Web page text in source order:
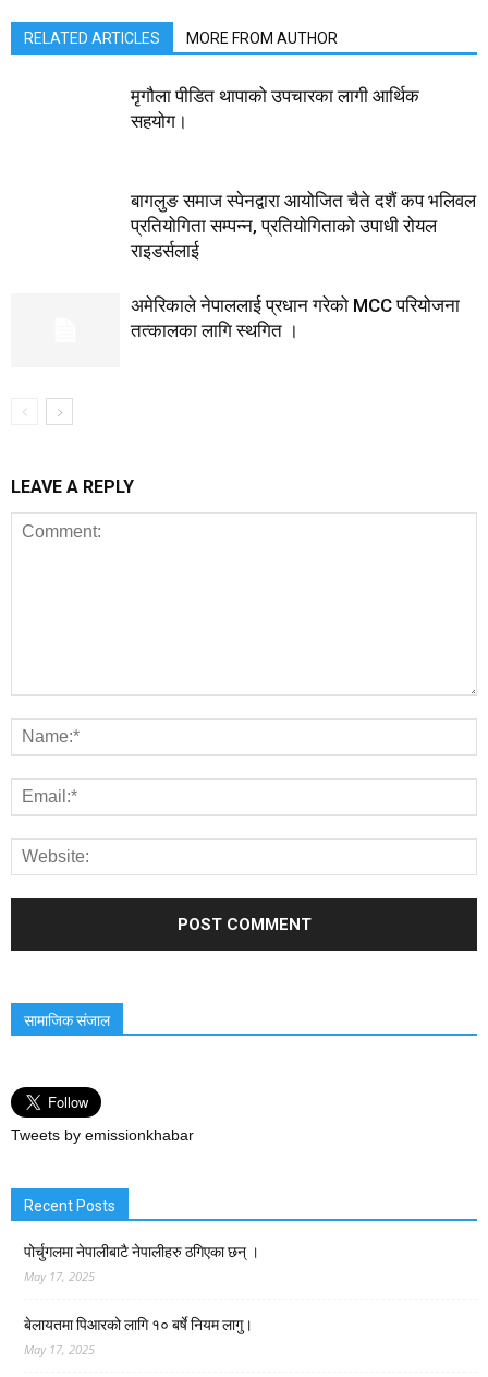
RELATED ARTICLES MORE FROM AUTHOR
मृगौला पीडित थापाको उपचारका लागी आर्थिक
सहयोग।
बागलुङ समाज स्पेनद्वारा आयोजित चैते दशैं कप भलिवल
प्रतियोगिता सम्पन्न, प्रतियाेगिताको उपाधी रोयल
राइडर्सलाई
अमेरिकाले नेपाललाई प्रधान गरेको MCC परियोजना
तत्कालका लागि स्थगित ।
LEAVE A REPLY
सामाजिक संजाल
Tweets by emissionkhabar
Recent Posts
पोर्चुगलमा नेपालीबाटै नेपालीहरु ठगिएका छन् ।
May 17, 2025
बेलायतमा पिआरको लागि १० बर्षे नियम लागु।
May 17, 2025